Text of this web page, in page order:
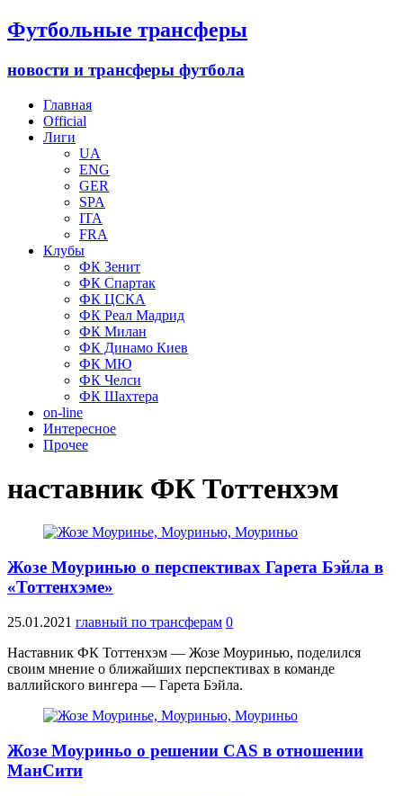
Футбольные трансферы
новости и трансферы футбола
Главная
Official
Лиги
UA
ENG
GER
SPA
ITA
FRA
Клубы
ФК Зенит
ФК Спартак
ФК ЦСКА
ФК Реал Мадрид
ФК Милан
ФК Динамо Киев
ФК МЮ
ФК Челси
ФК Шахтера
on-line
Интересное
Прочее
наставник ФК Тоттенхэм
Жозе Моуринью о перспективах Гарета Бэйла в
«Тоттенхэме»
25.01.2021 главный по трансферам 0
Наставник ФК Тоттенхэм — Жозе Моуринью, поделился
своим мнение о ближайших перспективах в команде
валлийского вингера — Гарета Бэйла.
Жозе Моуриньо о решении CAS в отношении
МанСити